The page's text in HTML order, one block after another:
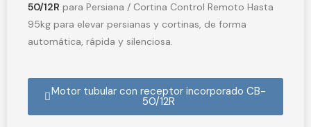
50/12R para Persiana / Cortina Control Remoto Hasta
95kg para elevar persianas y cortinas, de forma
automática, rápida y silenciosa.
Motor tubular con receptor incorporado CB-
50/12R